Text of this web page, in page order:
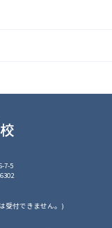
7-5
受付できません。)